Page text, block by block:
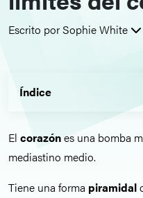
Escrito por Sophie White
Índice
El corazónes una bomba
mediastino medio.
Tiene una forma piramidal